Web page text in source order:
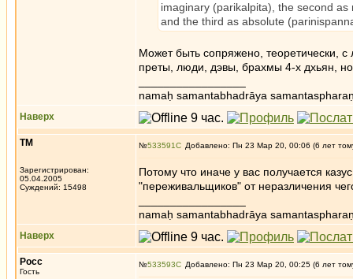
imaginary (parikalpita), the second
and the third as absolute
Может быть сопряжено, теоретически,
преты, люди, дэвы, брахмы 4-х дхьян,
namaḥ samantabhadrāya
Наверх
ТМ
Зарегистрирован:
05.04.2005
Суждений: 15498
№533591 Добавлено: Пн 23 Мар 20, 00:06 (6 лет
Потому что иначе у вас получается
"переживальщиков" от неразличения
namaḥ samantabhadrāya
Наверх
Росс
Гость
№533593 Добавлено: Пн 23 Мар 20, 00:25 (6 лет